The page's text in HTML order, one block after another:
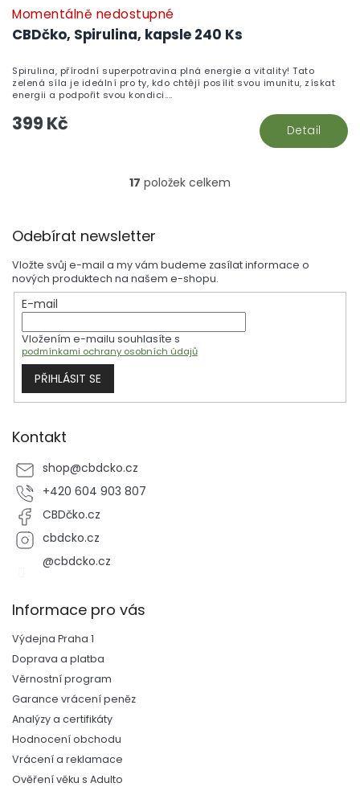
CBDčko, Spirulina, kapsle 240 Ks
Momentálně nedostupné
399 Kč Detail
Spirulina, přírodní superpotravina plná energie a vitality! Tato
zelená síla je ideální pro ty, kdo chtějí posílit svou imunitu, získat
energii a podpořit svou kondici....
O
a
c
í
p
r
v
k
ý
17 položek celkem
Odebírat newsletter
Vložte svůj e-mail a my vám budeme zasílat informace o
nových produktech na našem e-shopu.
E-mail
Vložením e-mailu souhlasíte s
podmínkami ochrany osobních údajů
PŘIHLÁSIT SE
Kontakt
shop@cbdcko.cz
+420 604 903 807
CBDčko.cz
cbdcko.cz
@cbdcko.cz
Informace pro vás
Výdejna Praha 1
Doprava a platba
Věrnostní program
Garance vrácení peněz
Analýzy a certifikáty
Hodnocení obchodu
Vrácení a reklamace
Ověření věku s Adulto